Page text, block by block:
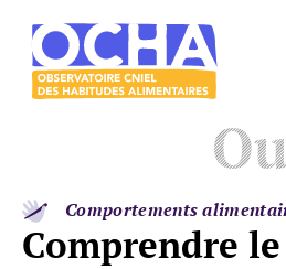
Comportements
Comprendre